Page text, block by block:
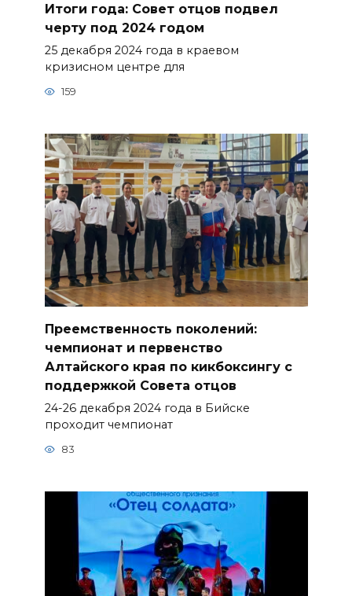
Итоги года: Совет отцов подвел
черту под 2024 годом
25 декабря 2024 года в краевом
кризисном центре для
159
Преемственность поколений:
чемпионат и первенство
Алтайского края по кикбоксингу с
поддержкой Совета отцов
24-26 декабря 2024 года в Бийске
проходит чемпионат
83